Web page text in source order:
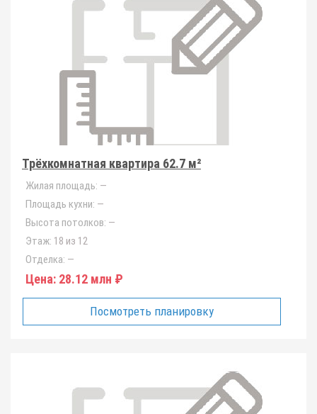
Трёхкомнатная квартира 62.7 м²
Жилая площадь: —
Площадь кухни: —
Высота потолков: —
Этаж: 18 из 12
Отделка: —
Цена: 28.12 млн ₽
Посмотреть планировку